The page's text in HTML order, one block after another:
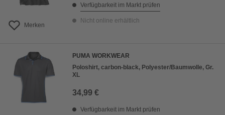
Merken
Verfügbarkeit im Markt prüfen
Nicht online erhältlich
PUMA WORKWEAR
Poloshirt, carbon-black, Polyester/Baumwolle, Gr.
XL
34,99 €
Verfügbarkeit im Markt prüfen